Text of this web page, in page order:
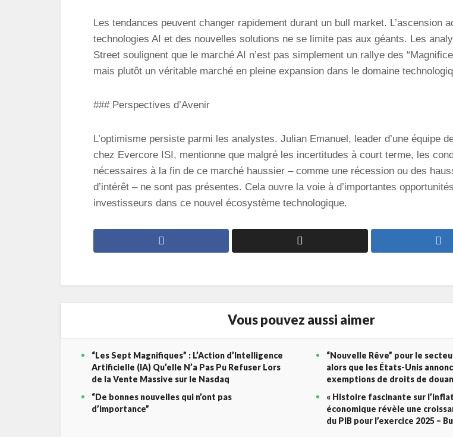
Les tendances peuvent changer rapidement durant un bull market. L’ascension
technologies AI et des nouvelles solutions ne se limite pas aux géants. Les
Street soulignent que le marché AI n’est pas simplement un rallye des
mais plutôt un véritable marché en pleine expansion dans le domaine
### Perspectives d’Avenir
L’optimisme persiste parmi les analystes. Julian Emanuel, leader d’une équipe
chez Evercore ISI, mentionne que malgré les incertitudes à court terme, les
nécessaires à la fin de ce marché haussier – comme une récession ou des
d’intérêt – ne sont pas présentes. Cela ouvre la voie à d’importantes
investisseurs dans ce nouvel écosystème technologique.
Vous pouvez aussi aimer
“Les Sept Magnifiques” : L’Action d’Intelligence
Artificielle (IA) Qu’elle N’a Pas Pu Refuser Lors
de la Vente Massive sur le Nasdaq
“Nouvelle Rêve” pour le
alors que les États-Unis
exemptions de droits de
“De bonnes nouvelles qui n’ont pas
d’importance”
« Histoire fascinante sur
économique révèle une
du PIB pour l’exercice 2025 –